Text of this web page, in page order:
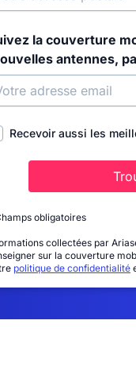
la couverture
antennes,
Recevoir aussi les
obligatoires
collectées par
sur la couverture
politique de confidentialité